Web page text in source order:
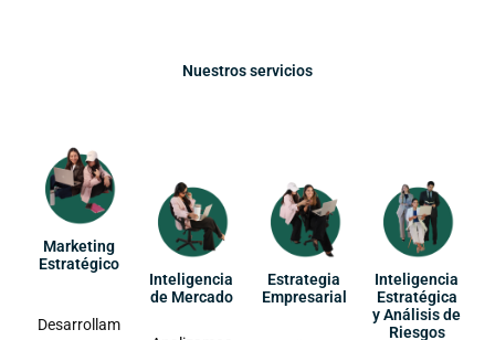
Nuestros servicios
Marketing
Estratégico
Desarrollam
Inteligencia
de Mercado
Estrategia
Empresarial
Inteligencia
Estratégica
y Análisis de
Riesgos